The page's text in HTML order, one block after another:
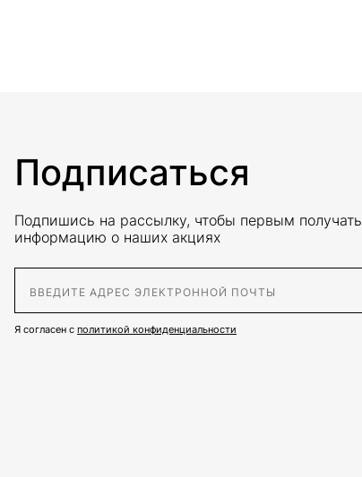
Подписаться
Подпишись на рассылку, чтобы первым получать
информацию о наших акциях
Я согласен с политикой конфиденциальности